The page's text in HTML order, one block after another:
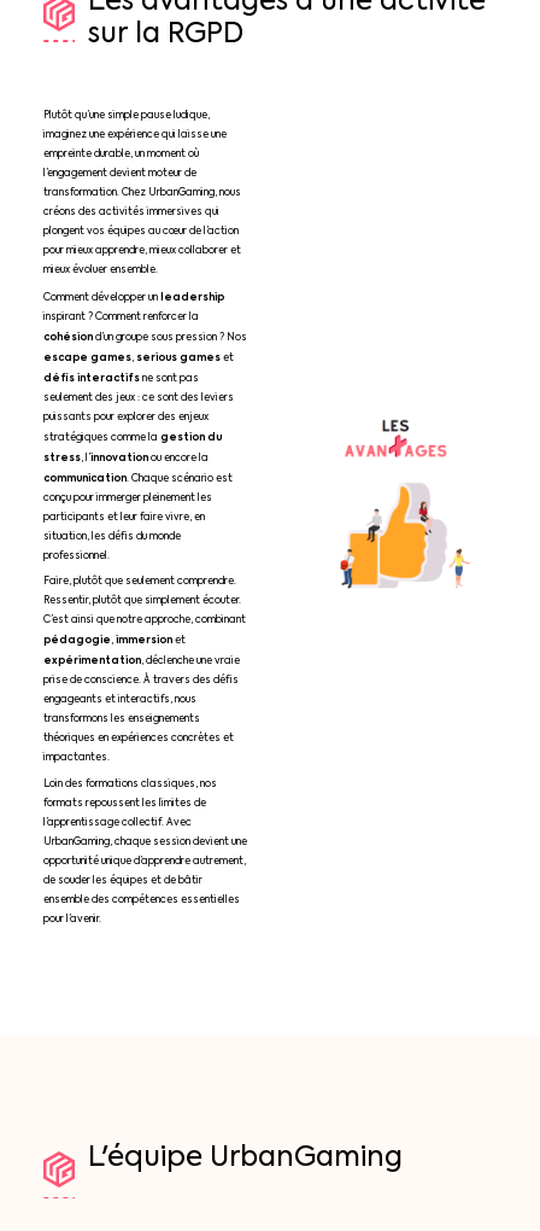
sur la RGPD
Plutôt qu’une simple pause ludique,
imaginez une expérience qui laisse une
empreinte durable, un moment où
l’engagement devient moteur de
transformation. Chez UrbanGaming, nous
créons des activités immersives qui
plongent vos équipes au cœur de l’action
pour mieux apprendre, mieux collaborer et
mieux évoluer ensemble.
Comment développer unleadership
inspirant ? Comment renforcer la
cohésiond’un groupe sous pression ? Nos
escape games, serious gameset
défis interactifsne sont pas
seulement des jeux : ce sont des leviers
puissants pour explorer des enjeux
stratégiques comme la gestion du
stress, l’innovationou encore la
communication. Chaque scénario est
conçu pour immerger pleinement les
participants et leur faire vivre, en
situation, les défis du monde
professionnel.
Faire, plutôt que seulement comprendre.
Ressentir, plutôt que simplement écouter.
C’est ainsi que notre approche, combinant
pédagogie,immersionet
expérimentation, déclenche une vraie
prise de conscience. À travers des défis
engageants et interactifs, nous
transformons les enseignements
théoriques en expériences concrètes et
impactantes.
Loin des formations classiques, nos
formats repoussent les limites de
l’apprentissage collectif. Avec
UrbanGaming, chaque session devient une
opportunité unique d’apprendre autrement,
de souder les équipes et de bâtir
ensemble des compétences essentielles
pour l’avenir.
L'équipe UrbanGaming